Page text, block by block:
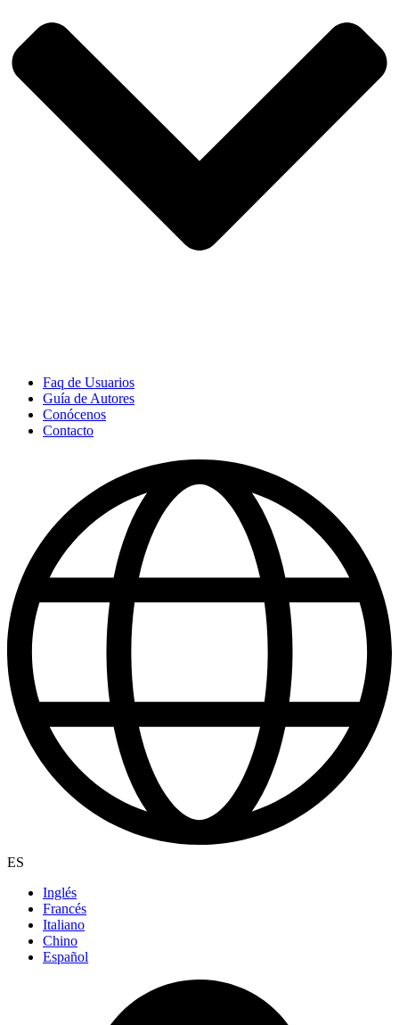
Faq de Usuarios
Guía de Autores
Conócenos
Contacto
ES
Inglés
Francés
Italiano
Chino
Español